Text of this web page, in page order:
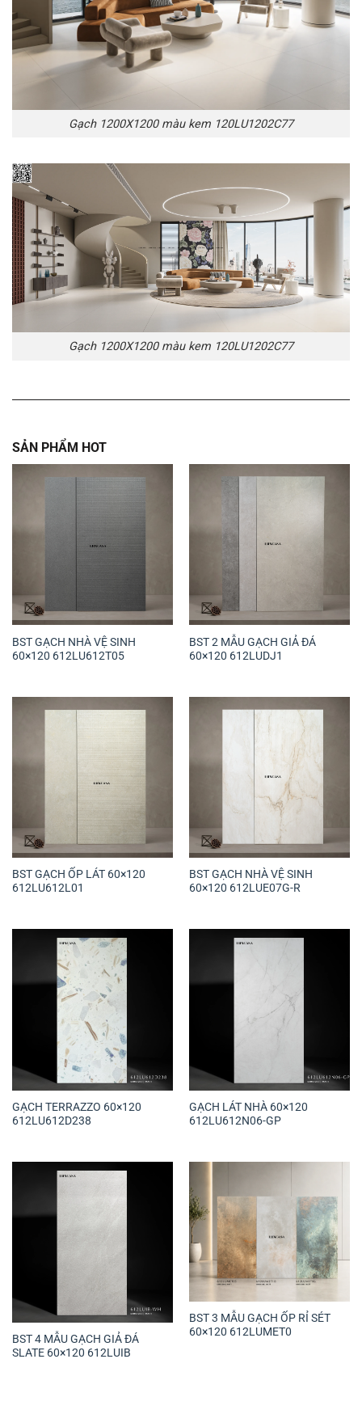
Gạch 1200X1200 màu kem 120LU1202C77
Gạch 1200X1200 màu kem 120LU1202C77
SẢN PHẨM HOT
BST GẠCH NHÀ VỆ SINH
60×120 612LU612T05
BST 2 MẪU GẠCH GIẢ ĐÁ
60×120 612LUDJ1
BST GẠCH ỐP LÁT 60×120
612LU612L01
BST GẠCH NHÀ VỆ SINH
60×120 612LUE07G-R
GẠCH TERRAZZO 60×120
612LU612D238
GẠCH LÁT NHÀ 60×120
612LU612N06-GP
BST 4 MẪU GẠCH GIẢ ĐÁ
SLATE 60×120 612LUIB
BST 3 MẪU GẠCH ỐP RỈ SÉT
60×120 612LUMET0